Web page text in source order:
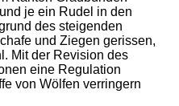
je ein Rudel in den
des steigenden
und Ziegen gerissen,
Mit der Revision des
eine Regulation
von Wölfen verringern